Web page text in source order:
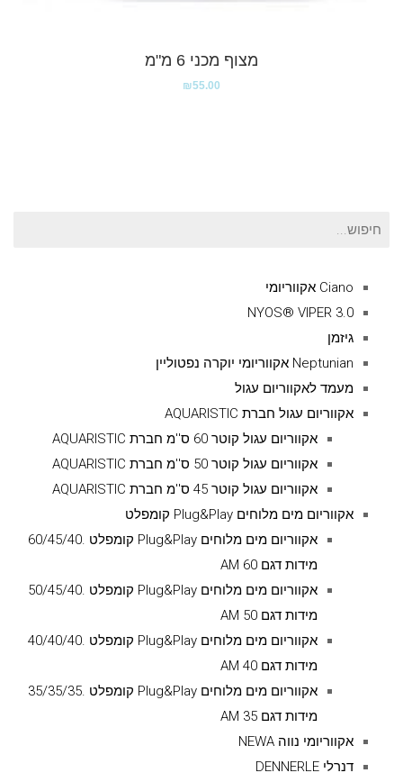
מצוף מכני 6 מ"מ
₪55.00
חיפוש
Ciano אקווריומי
NYOS® VIPER 3.0
גיזמן
Neptunian אקווריומי יוקרה נפטוליין
מעמד לאקווריום עגול
אקווריום עגול חברת AQUARISTIC
אקווריום עגול קוטר 60 ס''מ חברת AQUARISTIC
אקווריום עגול קוטר 50 ס''מ חברת AQUARISTIC
אקווריום עגול קוטר 45 ס''מ חברת AQUARISTIC
אקווריום מים מלוחים Plug&Play קומפלט
אקווריום מים מלוחים Plug&Play קומפלט .60/45/40
מידות דגם AM 60
אקווריום מים מלוחים Plug&Play קומפלט .50/45/40
מידות דגם AM 50
אקווריום מים מלוחים Plug&Play קומפלט .40/40/40
מידות דגם AM 40
אקווריום מים מלוחים Plug&Play קומפלט .35/35/35
מידות דגם AM 35
אקווריומי נווה NEWA
דנרלי DENNERLE